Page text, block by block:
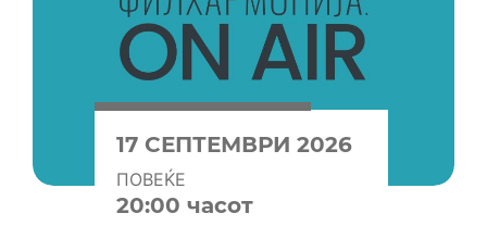
17 СЕПТЕМВРИ 2026
ПОВЕЌЕ
20:00 часот